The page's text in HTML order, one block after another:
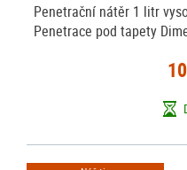
Penetrační nátěr 1 litr
Penetrace pod tapety